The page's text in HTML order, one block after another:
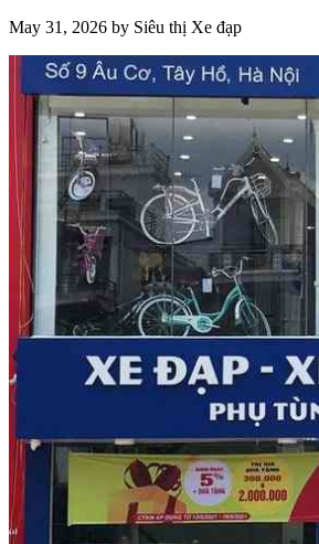
May 31, 2026 by Siêu thị Xe đạp